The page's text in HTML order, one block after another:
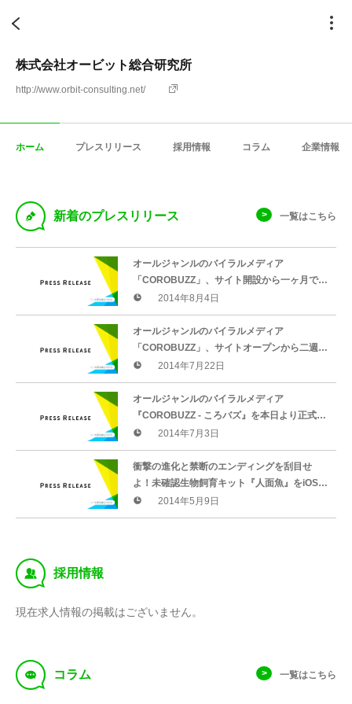
株式会社オービット総合研究所
http://www.orbit-consulting.net/
ホーム プレスリリース 採用情報 コラム 企業情報
D 新着のプレスリリース 一覧はこちら
オールジャンルのバイラルメディア
「COROBUZZ」、サイト開設から一ヶ月で1
日の訪問者数が47,000人を突破！
2014年8月4日
オールジャンルのバイラルメディア
「COROBUZZ」、サイトオープンから二週間
余りで一日のアクセス者数が15,000人を突
破！
2014年7月22日
オールジャンルのバイラルメディア
『COROBUZZ - ころバズ』を本日より正式オ
ープン致します。
2014年7月3日
衝撃の進化と禁断のエンディングを刮目せ
よ！未確認生物飼育キット『人面魚』をiOSで
リリース！2014年5月9日
‰ 採用情報
現在求人情報の掲載はございません。
f コラム 一覧はこちら